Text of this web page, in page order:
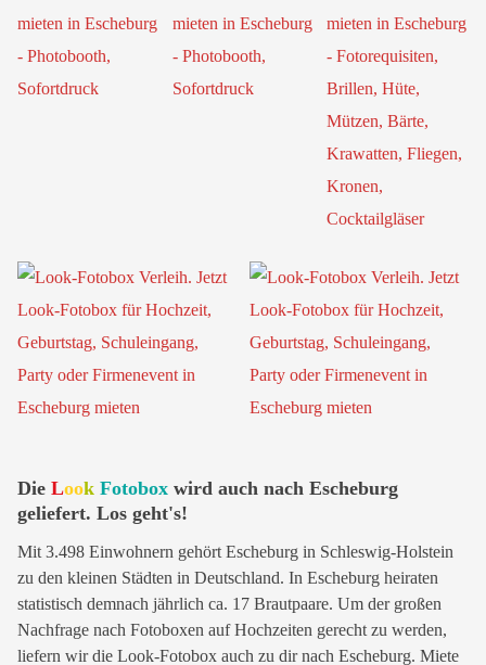
Die Look Fotobox wird auch nach Escheburg
geliefert. Los geht's!
Mit 3.498 Einwohnern gehört Escheburg in Schleswig-Holstein
zu den kleinen Städten in Deutschland. In Escheburg heiraten
statistisch demnach jährlich ca. 17 Brautpaare. Um der großen
Nachfrage nach Fotoboxen auf Hochzeiten gerecht zu werden,
liefern wir die Look-Fotobox auch zu dir nach Escheburg. Miete